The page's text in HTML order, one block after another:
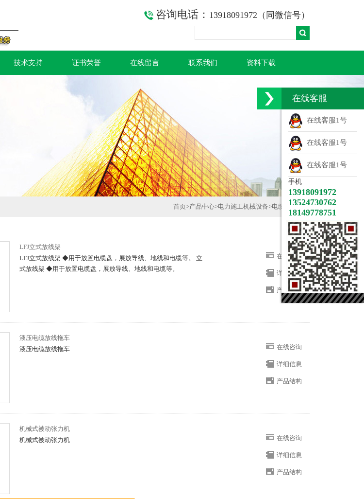
咨询电话： 13918091972（同微信号）
技术支持 证书荣誉 在线留言 联系我们 资料下载
首页>产品中心>电力施工机械设备>电缆放线架等
LFJ立式放线架
LFJ立式放线架 ◆用于放置电缆盘，展放导线、地线和电缆等。 立
式放线架 ◆用于放置电缆盘，展放导线、地线和电缆等。
在线咨询
详细信息
产品结构
液压电缆放线拖车
液压电缆放线拖车
在线咨询
详细信息
产品结构
机械式被动张力机
机械式被动张力机
在线咨询
详细信息
产品结构
在线客服
在线客服1号
在线客服1号
在线客服1号
手机
13918091972
13524730762
18149778751